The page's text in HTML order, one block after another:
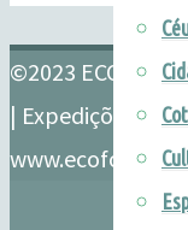
©2023 ECOFOTO
| Expedições &